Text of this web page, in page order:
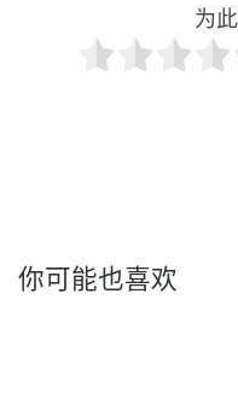
为
你可能也喜欢